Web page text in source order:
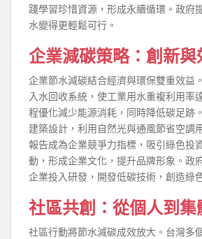
踐學習珍惜資源，形成永續循環。政府
水變得更輕鬆可行。
企業減碳策略：創新與
企業節水減碳結合經濟與環保雙重效益
入水回收系統，使工業用水重複利用率
程優化減少能源消耗，同時降低碳足跡
建築設計，利用自然光與通風節省空調
報告成為企業競爭力指標，吸引綠色投
動，形成企業文化，提升品牌形象。政
企業投入研發，開發低碳技術，創造綠
社區共創：從個人到集
社區行動將節水減碳成效放大。台灣多